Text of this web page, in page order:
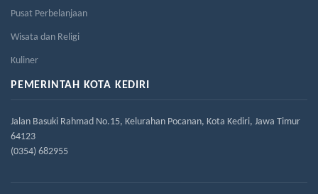
Pusat Perbelanjaan
Wisata dan Religi
Kuliner
PEMERINTAH KOTA KEDIRI
Jalan Basuki Rahmad No.15, Kelurahan Pocanan, Kota Kediri, Jawa Timur
64123
(0354) 682955